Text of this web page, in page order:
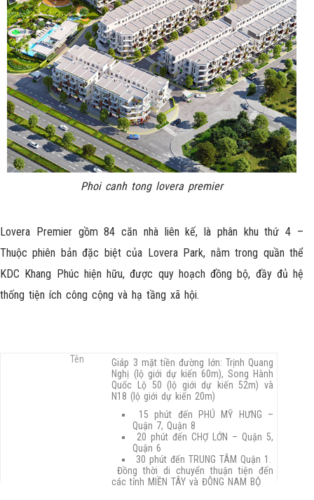
Phoi canh tong lovera premier
Lovera Premier gồm 84 căn nhà liên kế, là phân khu thứ 4 –
Thuộc phiên bản đặc biệt của Lovera Park, nằm trong quần thể
KDC Khang Phúc hiện hữu, được quy hoạch đồng bộ, đầy đủ hệ
thống tiện ích công cộng và hạ tầng xã hội.
Giáp 3 mặt tiền đường lớn: Trịnh Quang
Nghị (lộ giới dự kiến 60m), Song Hành
Quốc Lộ 50 (lộ giới dự kiến 52m) và
N18 (lộ giới dự kiến 20m)
15 phút đến PHÚ MỸ HƯNG –
Quận 7, Quận 8
20 phút đến CHỢ LỚN – Quận 5,
Quận 6
30 phút đến TRUNG TÂM Quận 1.
Đồng thời di chuyển thuận tiện đến
các tỉnh MIỀN TÂY và ĐÔNG NAM BỘ